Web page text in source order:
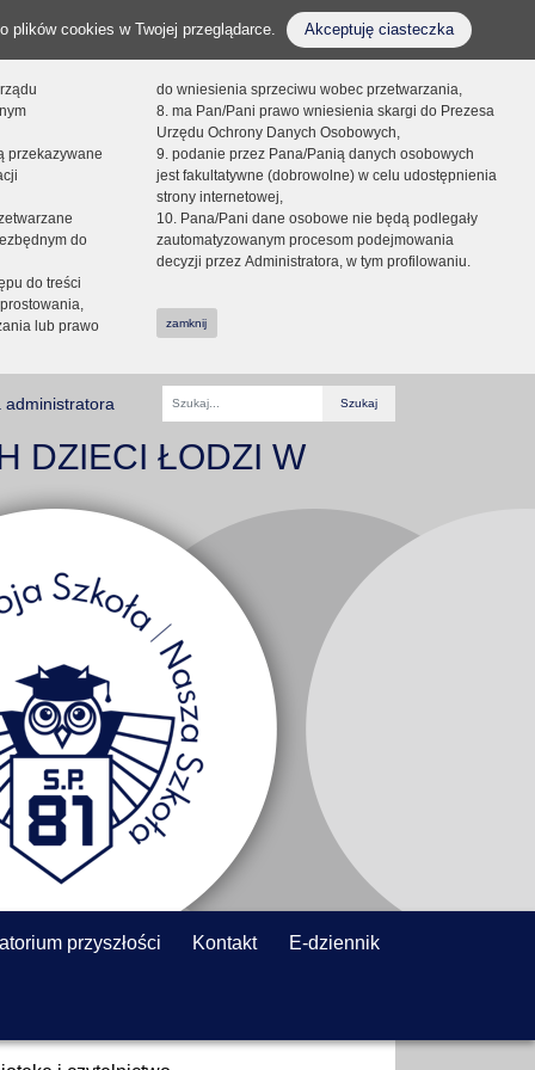
plików cookies w Twojej przeglądarce. Akceptuję ciasteczka
przekazywane
do
do treści
lub prawo
do wniesienia sprzeciwu wobec przetwarzania,
8. ma Pan/Pani prawo wniesienia skargi do Prezesa
Urzędu Ochrony Danych Osobowych,
9. podanie przez Pana/Panią danych osobowych
jest fakultatywne (dobrowolne) w celu udostępnienia
strony internetowej,
10. Pana/Pani dane osobowe nie będą podlegały
zautomatyzowanym procesom podejmowania
decyzji przez Administratora, w tym profilowaniu.
zamknij
Fraza
DZIECI ŁODZI W
przyszłości Kontakt E-dziennik